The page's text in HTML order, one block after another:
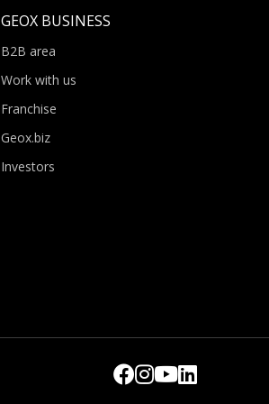
GEOX BUSINESS
B2B area
Work with us
Franchise
Geox.biz
Investors